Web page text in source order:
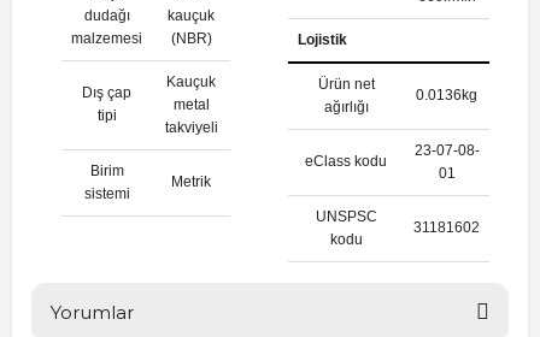
dudağı
malzemesi
kauçuk
(NBR)
Dış çap
tipi
Kauçuk
metal
takviyeli
Birim
sistemi
Metrik
Lojistik
Ürün net
ağırlığı
0.0136kg
eClass kodu
23-07-08-
01
UNSPSC
kodu
31181602
Yorumlar